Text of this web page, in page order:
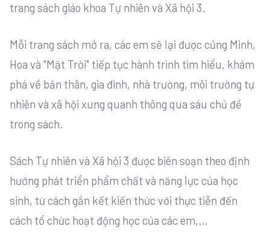
trang sách giáo khoa Tự nhiên và Xã hội 3.
Mỗi trang sách mở ra, các em sẽ lại được củng Minh,
Hoa và "Mặt Trời" tiếp tục hành trình tìm hiểu, khám
phá về bản thân, gia đình, nhà trường, môi trường tự
nhiên và xã hội xung quanh thông qua sáu chủ đề
trong sách.
Sách Tự nhiên và Xã hội 3 được biên soạn theo định
hướng phát triển phẩm chất và năng lực của học
sinh, từ cách gắn kết kiến thức với thực tiễn đến
cách tổ chức hoạt động học của các em,…